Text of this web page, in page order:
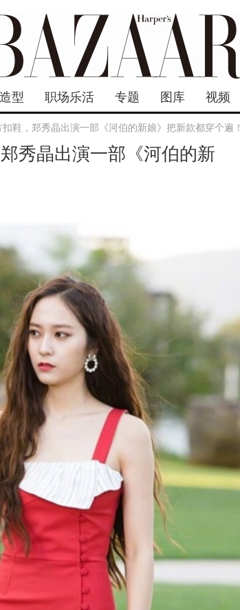
型 职场乐活 专题 图库 视频
鞋，郑秀晶出演一部《河伯的新娘》把新款都穿个遍！
秀晶出演一部《河伯的新